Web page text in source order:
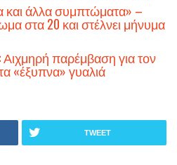
άλλα συμπτώματα» –
στα 20 και στέλνει μήνυμα
παρέμβαση για τον
«έξυπνα» γυαλιά
TWEET